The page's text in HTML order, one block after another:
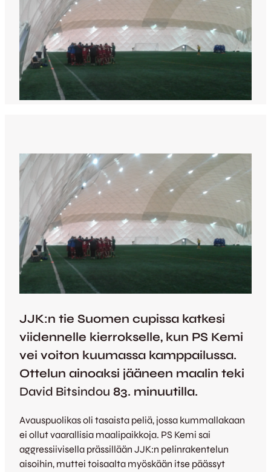
JJK:n tie Suomen cupissa katkesi
viidennelle kierrokselle, kun PS Kemi
vei voiton kuumassa kamppailussa.
Ottelun ainoaksi jääneen maalin teki
David Bitsindou 83. minuutilla.
Avauspuolikas oli tasaista peliä, jossa kummallakaan
ei ollut vaarallisia maalipaikkoja. PS Kemi sai
aggressiivisella prässillään JJK:n pelinrakentelun
aisoihin, muttei toisaalta myöskään itse päässyt